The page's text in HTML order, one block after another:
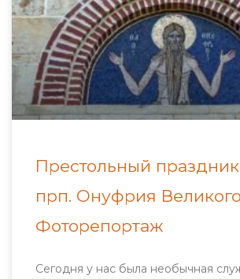
Престольный
прп. Онуфрия
Фоторепортаж
Сегодня у нас была необычная